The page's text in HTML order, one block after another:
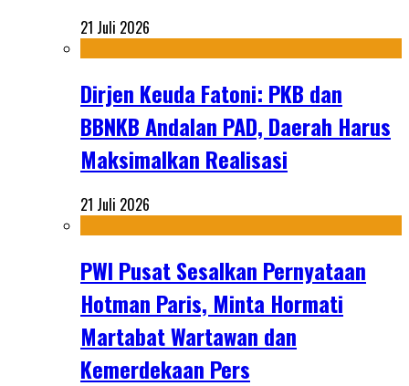
21 Juli 2026
Dirjen Keuda Fatoni: PKB dan
BBNKB Andalan PAD, Daerah Harus
Maksimalkan Realisasi
21 Juli 2026
PWI Pusat Sesalkan Pernyataan
Hotman Paris, Minta Hormati
Martabat Wartawan dan
Kemerdekaan Pers